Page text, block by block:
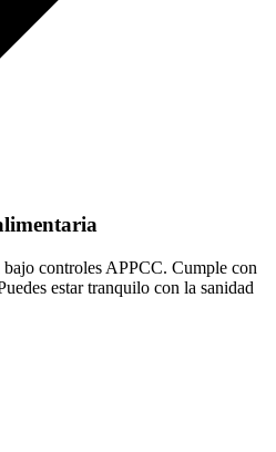
controles APPCC. Cumple con
estar tranquilo con la sanidad